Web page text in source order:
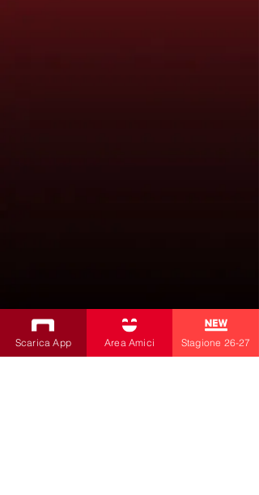
Scarica App Area Amici Stagione 26-27